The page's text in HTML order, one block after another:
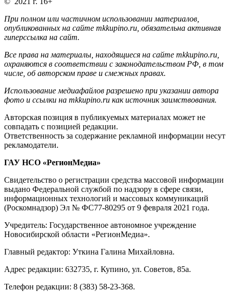
При полном или частичном использовании материалов,
опубликованных на сайте mkkupino.ru, обязательна активная
гиперссылка на сайт.
Все права на материалы, находящиеся на сайте mkkupino.ru,
охраняются в соответствии с законодательством РФ, в том
числе, об авторском праве и смежных правах.
Использование медиафайлов разрешено при указании автора
фото и ссылки на mkkupino.ru как источник заимствования.
Авторская позиция в публикуемых материалах может не
совпадать с позицией редакции.
Ответственность за содержание рекламной информации несут
рекламодатели.
ГАУ НСО «РегионМедиа»
Свидетельство о регистрации средства массовой информации
выдано Федеральной службой по надзору в сфере связи,
информационных технологий и массовых коммуникаций
(Роскомнадзор) Эл № ФС77-80295 от 9 февраля 2021 года.
Учредитель: Государственное автономное учреждение
Новосибирской области «РегионМедиа».
Главный редактор: Уткина Галина Михайловна.
Адрес редакции: 632735, г. Купино, ул. Советов, 85а.
Телефон редакции: 8 (383) 58-23-368.